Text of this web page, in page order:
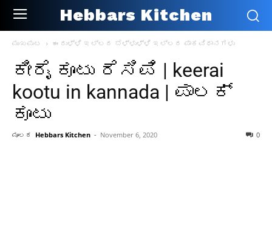
Hebbars Kitchen
ಮುಖಪುಟ ಈರುಳ್ಳಿ ಇಲ್ಲದ ಬೆಳ್ಳುಳ್ಳಿ ಇಲ್ಲದ ಪಾಕವಿಧಾನಗಳು
ಕೀರೈ ಕೂಟು ರೆಸಿಪಿ | keerai
kootu in kannada | ಪಾಲಕ್
ಕೂಟು
ಮೂಲಕ Hebbars Kitchen - November 6, 2020 0